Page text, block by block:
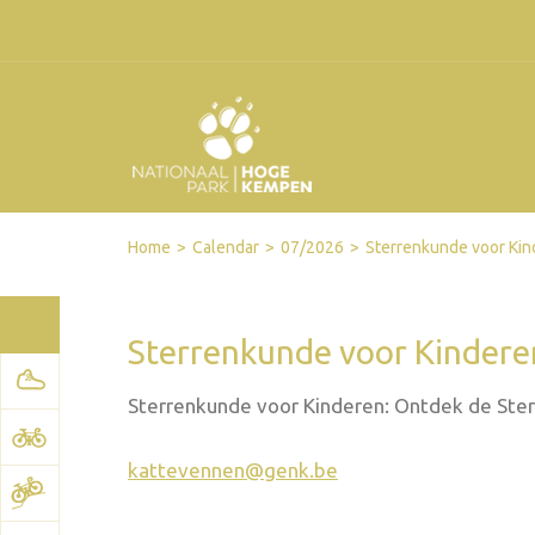
FacebookTwitterSend by email
Printer-friendly version
Home Calendar 07/2026 Sterrenkunde voor
Sterrenkunde voor
Sterrenkunde voor Kinderen: Ontdek de
kattevennen@genk.be